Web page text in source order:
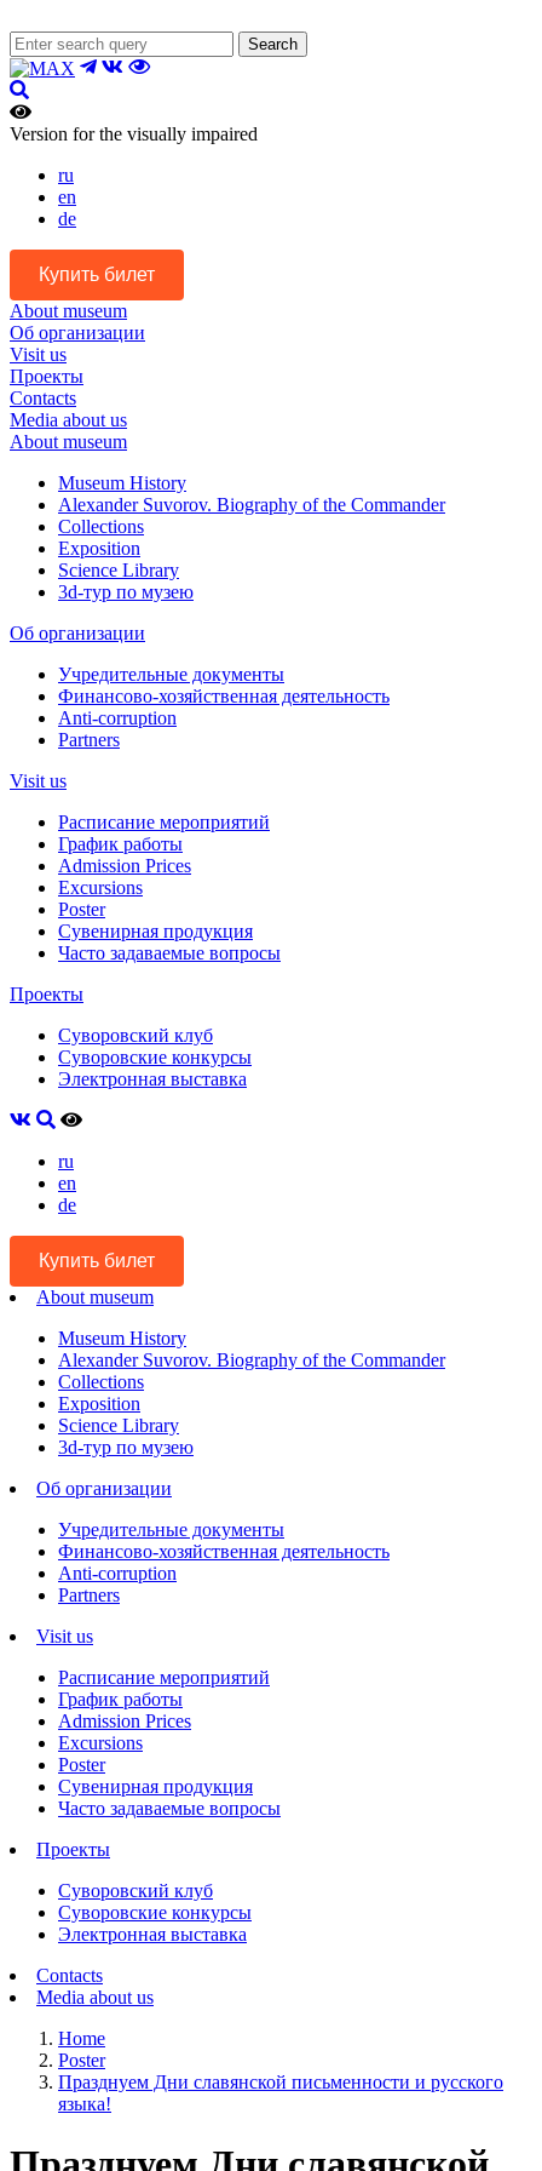
Search
Version for the visually impaired
ru
en
de
Купить билет
About museum
Об организации
Visit us
Проекты
Contacts
Media about us
About museum
Museum History
Alexander Suvorov. Biography of the Commander
Collections
Exposition
Science Library
3d-тур по музею
Об организации
Учредительные документы
Финансово-хозяйственная деятельность
Anti-corruption
Partners
Visit us
Расписание мероприятий
График работы
Admission Prices
Excursions
Poster
Сувенирная продукция
Часто задаваемые вопросы
Проекты
Суворовский клуб
Суворовские конкурсы
Электронная выставка
ru
en
de
Купить билет
About museum
Museum History
Alexander Suvorov. Biography of the Commander
Collections
Exposition
Science Library
3d-тур по музею
Об организации
Учредительные документы
Финансово-хозяйственная деятельность
Anti-corruption
Partners
Visit us
Расписание мероприятий
График работы
Admission Prices
Excursions
Poster
Сувенирная продукция
Часто задаваемые вопросы
Проекты
Суворовский клуб
Суворовские конкурсы
Электронная выставка
Contacts
Media about us
Home
Poster
Празднуем Дни славянской письменности и русского
языка!